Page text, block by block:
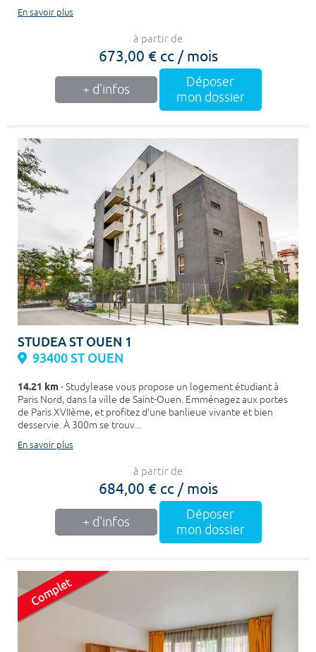
En savoir plus
à partir de
673,00 € cc / mois
+ d'infos
Déposer
mon dossier
STUDEA ST OUEN 1
93400 ST OUEN
14.21 km- Studylease vous propose un logement étudiant à
Paris Nord, dans la ville de Saint-Ouen. Emménagez aux portes
de Paris XVIIème, et profitez d’une banlieue vivante et bien
desservie. À 300m se trouv...
En savoir plus
à partir de
684,00 € cc / mois
+ d'infos
Déposer
mon dossier